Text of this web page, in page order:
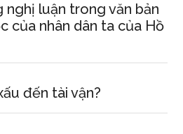
nghị luận trong văn bản
của nhân dân ta của Hồ
đến tài vận?